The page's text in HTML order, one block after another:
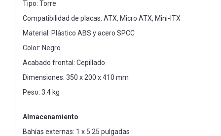
Tipo: Torre
Compatibilidad de placas: ATX, Micro ATX, Mini-ITX
Material: Plástico ABS y acero SPCC
Color: Negro
Acabado frontal: Cepillado
Dimensiones: 350 x 200 x 410 mm
Peso: 3.4 kg
Almacenamiento
Bahías externas: 1 x 5.25 pulgadas